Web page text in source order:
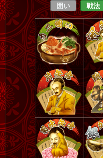
囲い 戦法